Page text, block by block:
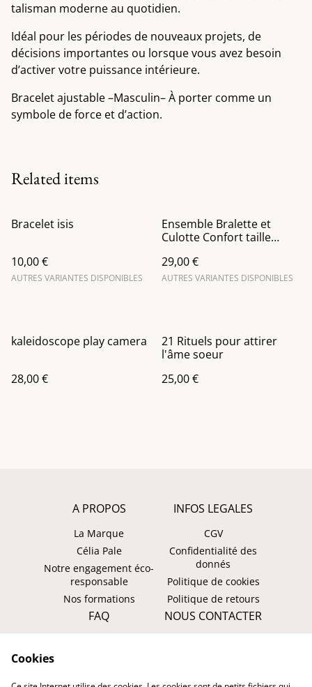
talisman moderne au quotidien.
Idéal pour les périodes de nouveaux projets, de
décisions importantes ou lorsque vous avez besoin
d’activer votre puissance intérieure.
Bracelet ajustable –Masculin– À porter comme un
symbole de force et d’action.
Related items
Bracelet isis
10,00 €
AUTRES VARIANTES DISPONIBLES
Ensemble Bralette et
Culotte Confort taille
Turquoise
29,00 €
AUTRES VARIANTES DISPONIBLES
kaleidoscope play camera
28,00 €
21 Rituels pour attirer
l'âme soeur
25,00 €
A PROPOS
La Marque
Célia Pale
Notre engagement éco-
responsable
Nos formations
INFOS LEGALES
CGV
Confidentialité des
donnés
Politique de cookies
Politique de retours
FAQ
Suivre ma commande
NOUS CONTACTER
Cookies